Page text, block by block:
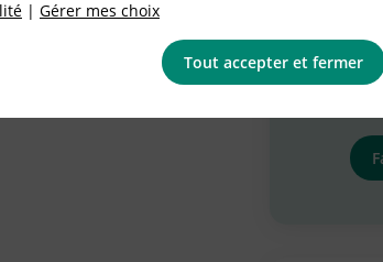
La
| Gérer mes choix
Tout accepter et fermer